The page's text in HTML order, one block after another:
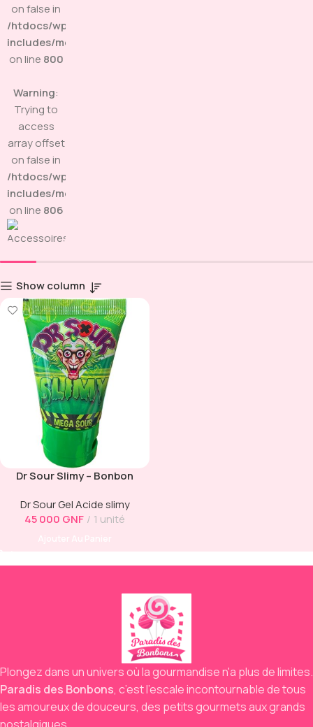
on false in
/htdocs/wp-
includes/media.php
on line 800
Warning:
Trying to
access
array offset
on false in
/htdocs/wp-
includes/media.php
on line 806
Show column
Dr Sour Slimy – Bonbon
(50g)
Dr Sour Gel Acide slimy
45 000 GNF 1 unité
Plongez dans un univers où la gourmandise n'a plus de limites.
Paradis des Bonbons, c’est l’escale incontournable de tous
les amoureux de douceurs, des petits gourmets aux grands